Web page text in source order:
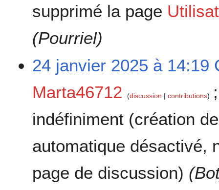
supprimé la page
(Pourriel)
24 janvier 2025 à 14:19
Marta46712
discussion contributions
indéfiniment (création
automatique désactivé,
page de discussion)